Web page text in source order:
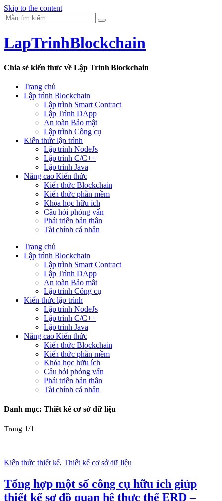
Skip to the content
LapTrinhBlockchain
Chia sẻ kiến thức về Lập Trình Blockchain
Trang chủ
Lập trình Blockchain
Lập trình Smart Contract
Lập Trình DApp
An toàn Bảo mật
Lập trình Công cụ
Kiến thức lập trình
Lập trình NodeJs
Lập trình C/C++
Lập trình Java
Nâng cao Kiến thức
Kiến thức Blockchain
Kiến thức phần mềm
Khóa học hữu ích
Câu hỏi phỏng vấn
Phát triển bản thân
Tài chính cá nhân
Trang chủ
Lập trình Blockchain
Lập trình Smart Contract
Lập Trình DApp
An toàn Bảo mật
Lập trình Công cụ
Kiến thức lập trình
Lập trình NodeJs
Lập trình C/C++
Lập trình Java
Nâng cao Kiến thức
Kiến thức Blockchain
Kiến thức phần mềm
Khóa học hữu ích
Câu hỏi phỏng vấn
Phát triển bản thân
Tài chính cá nhân
Danh mục: Thiết kế cơ sở dữ liệu
Trang 1/1
Kiến thức thiết kế, Thiết kế cơ sở dữ liệu
Tổng hợp một số công cụ hữu ích giúp
thiết kế sơ đồ quan hệ thực thể ERD –